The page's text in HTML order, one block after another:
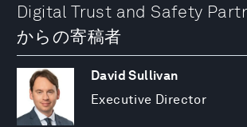
Digital Trust and Safety
からの寄稿者
David Sullivan
Executive Director